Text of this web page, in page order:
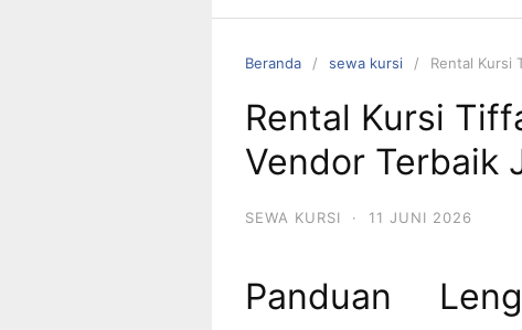
Beranda sewa kursi Rental Kursi
Rental Kursi
Vendor Terbaik
SEWA KURSI · 11 JUNI 2026
Panduan